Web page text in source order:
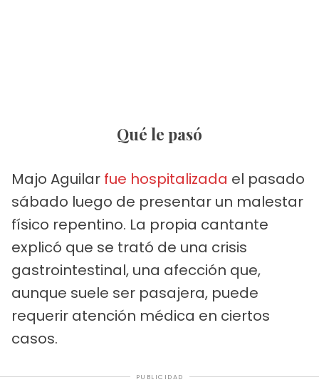
Qué le pasó
Majo Aguilar fue hospitalizada el pasado
sábado luego de presentar un malestar
físico repentino. La propia cantante
explicó que se trató de una crisis
gastrointestinal, una afección que,
aunque suele ser pasajera, puede
requerir atención médica en ciertos
casos.
PUBLICIDAD